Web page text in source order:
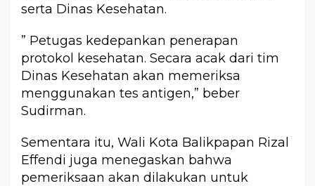
serta Dinas Kesehatan.
” Petugas kedepankan penerapan
protokol kesehatan. Secara acak dari tim
Dinas Kesehatan akan memeriksa
menggunakan tes antigen,” beber
Sudirman.
Sementara itu, Wali Kota Balikpapan Rizal
Effendi juga menegaskan bahwa
pemeriksaan akan dilakukan untuk